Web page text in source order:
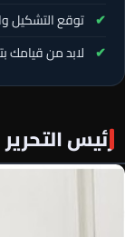
توقع التشكيل
لابد من قيامك
رئيس التحرير